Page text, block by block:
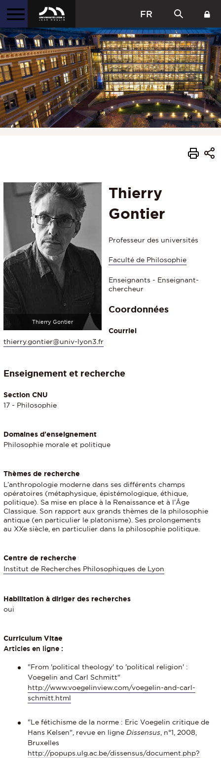
FR
Thierry Gontier
Thierry
Gontier
Professeur des universités
Faculté de Philosophie
Enseignants - Enseignant-
chercheur
Coordonnées
Courriel
thierry.gontier@univ-lyon3.fr
Enseignement et recherche
Section CNU
17 - Philosophie
Domaines d'enseignement
Philosophie morale et politique
Thèmes de recherche
L’anthropologie moderne dans ses différents champs
opératoires (métaphysique, épistémologique, éthique,
politique). Sa mise en place à la Renaissance et à l’Âge
Classique. Son rapport aux grands thèmes de la philosophie
antique (en particulier le platonisme). Ses prolongements
au XXe siècle, en particulier dans la philosophie politique.
Centre de recherche
Institut de Recherches Philosophiques de Lyon
Habilitation à diriger des recherches
oui
Curriculum Vitae
Articles en ligne :
"From 'political theology' to 'political religion' :
Voegelin and Carl Schmitt"
http://www.voegelinview.com/voegelin-and-carl-
schmitt.html
"Le fétichisme de la norme : Eric Voegelin critique de
Hans Kelsen", revue en ligne Dissensus, n°1, 2008,
Bruxelles
http://popups.ulg.ac.be/dissensus/document.php?